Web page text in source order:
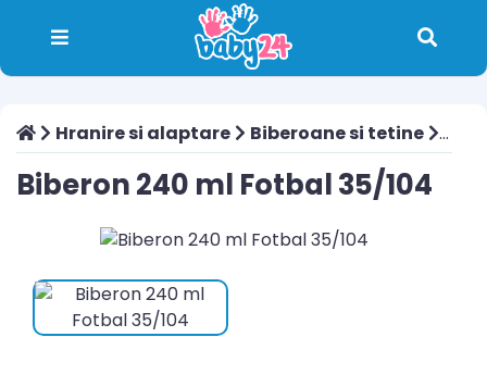
Hranire si alaptare Biberoane si tetine
Biberon 240 ml Fotbal 35/104